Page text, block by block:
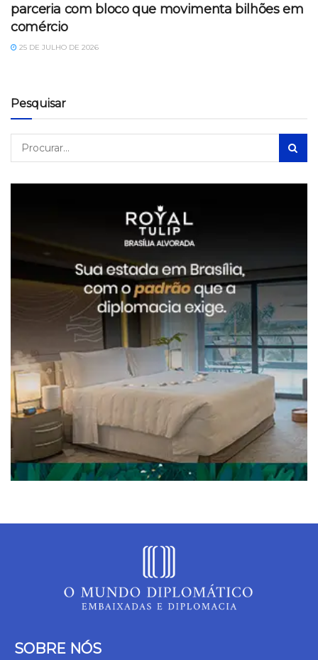
parceria com bloco que movimenta bilhões em
comércio
25 DE JULHO DE 2026
Pesquisar
SOBRE NÓS